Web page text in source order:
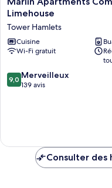
Apartments
Road
-
Limehouse
Hamlets
Limehouse
Tower Hamlets
Cuisine
Wi-Fi gratuit
9.0
sur
9,0 Merveilleux
139 avis
Consulter des